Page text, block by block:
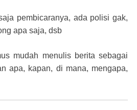
pembicaranya, ada polisi gak,
apa saja, dsb
mudah menulis berita sebagai
apa, kapan, di mana, mengapa,